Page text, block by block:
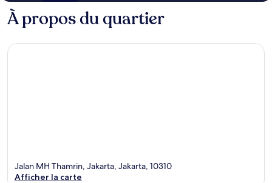
À propos du quartier
Jalan MH Thamrin, Jakarta, Jakarta, 10310
Afficher la carte